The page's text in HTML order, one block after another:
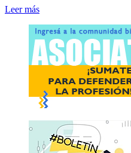
Leer más